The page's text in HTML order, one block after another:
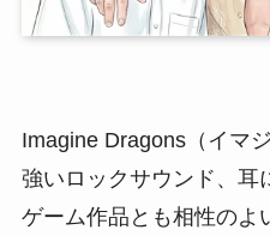
Imagine Dragons（イマ
強いロックサウンド、耳
ゲーム作品とも相性のよ